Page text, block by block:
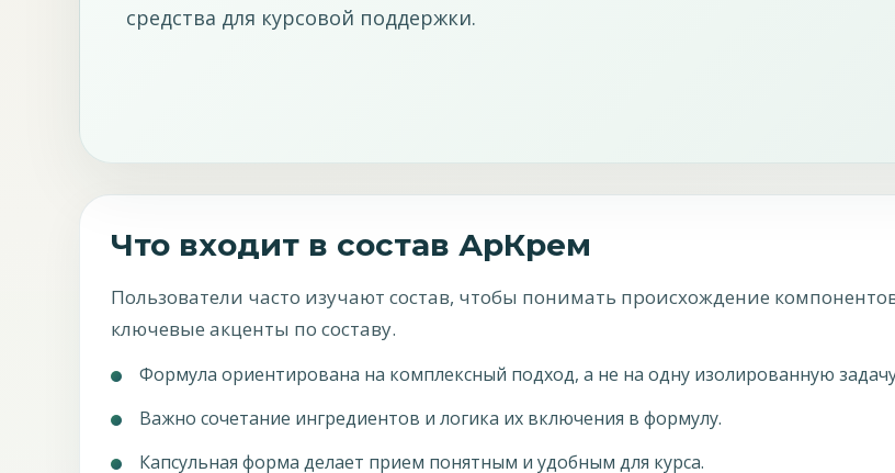
средства для курсовой поддержки.
Что входит в состав АрКрем
Пользователи часто изучают состав, чтобы понимать происхождение
ключевые акценты по составу.
Формула ориентирована на комплексный подход, а не на одну изолированную
Важно сочетание ингредиентов и логика их включения в формулу.
Капсульная форма делает прием понятным и удобным для курса.